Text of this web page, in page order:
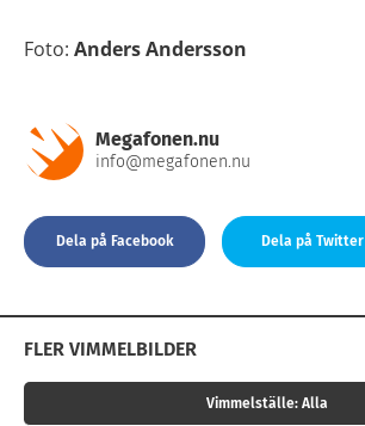
Foto: Anders Andersson
Megafonen.nu
info@megafonen.nu
Dela på Facebook Dela på Twitter
FLER VIMMELBILDER
Vimmelställe: Alla